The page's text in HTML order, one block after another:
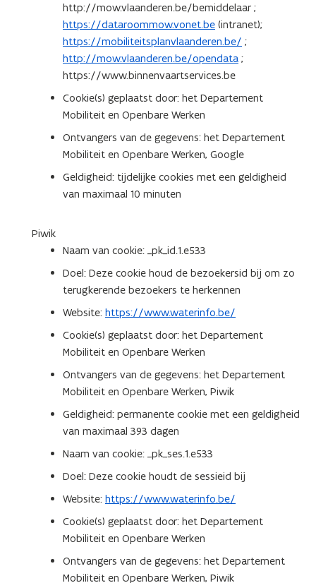
http://mow.vlaanderen.be/bemiddelaar ;
https://dataroommow.vonet.be (intranet);
https://mobiliteitsplanvlaanderen.be/ ;
http://mow.vlaanderen.be/opendata ;
https://www.binnenvaartservices.be
Cookie(s) geplaatst door: het Departement
Mobiliteit en Openbare Werken
Ontvangers van de gegevens: het Departement
Mobiliteit en Openbare Werken, Google
Geldigheid: tijdelijke cookies met een geldigheid
van maximaal 10 minuten
Piwik
Naam van cookie: _pk_id.1.e533
Doel: Deze cookie houd de bezoekersid bij om zo
terugkerende bezoekers te herkennen
Website: https://www.waterinfo.be/
Cookie(s) geplaatst door: het Departement
Mobiliteit en Openbare Werken
Ontvangers van de gegevens: het Departement
Mobiliteit en Openbare Werken, Piwik
Geldigheid: permanente cookie met een geldigheid
van maximaal 393 dagen
Naam van cookie: _pk_ses.1.e533
Doel: Deze cookie houdt de sessieid bij
Website: https://www.waterinfo.be/
Cookie(s) geplaatst door: het Departement
Mobiliteit en Openbare Werken
Ontvangers van de gegevens: het Departement
Mobiliteit en Openbare Werken, Piwik